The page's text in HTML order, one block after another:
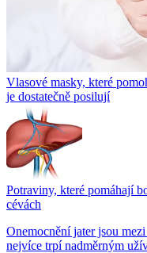
Vlasové masky, které
je dostatečně posilují
Potraviny, které pomáhají
cévách
Onemocnění jater jsou
nejvíce trpí nadměrným